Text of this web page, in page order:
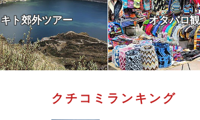
キト郊外ツアー オタバロ
クチコミランキング